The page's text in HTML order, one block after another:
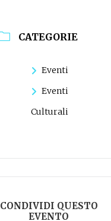
CATEGORIE
Eventi
Eventi
Culturali
CONDIVIDI QUESTO
EVENTO